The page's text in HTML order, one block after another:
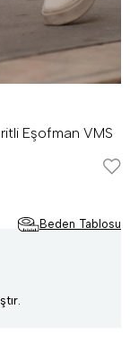
Eşofman VMS
Beden Tablosu